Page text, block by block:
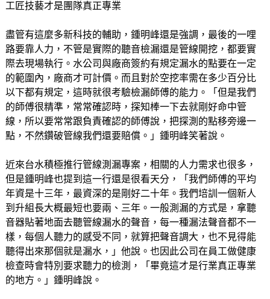
工匠技藝才是團隊真正專業
盡管有這麼多新科技的輔助，鍾明峰還是強調，最後的一哩
路要靠人力，不管是實際的聽音檢漏還是管線開挖，都要實
際去現場執行。水公司與廠商簽約有規定漏水的點要在一定
的範圍內，廠商才可計價。而且對於空挖率需在多少百分比
以下都有規定，這時就很考驗檢漏師傅的能力。「但是我們
的師傅很精準，常常確認時，探知棒一下去就剛好命中管
線，所以要常常跟負責確認的師傅說，把探測的點移旁邊一
點，不然鑽破管線我們還要賠償。」鍾明峰笑著說。
近來台水積極推行管線測漏專案，相關的人力需求也很多，
但是鍾明峰也提到這一行還是很看天分，「我們師傅的平均
年資是十三年，最資深的是剛好二十年。我們培訓一個新人
到升組長大概最短也要兩、三年。一般測漏的方式是，拿聽
音器貼著地面去聽管線漏水的聲音，每一種漏法聲音都不一
樣，每個人聽力的感受不同，就算把聲音調大，也不見得能
聽得出來那個就是漏水，」他說。也因此公司在員工做健康
檢查時會特別要求聽力的檢測，「畢竟這才是行業真正專業
的地方。」鍾明峰說。